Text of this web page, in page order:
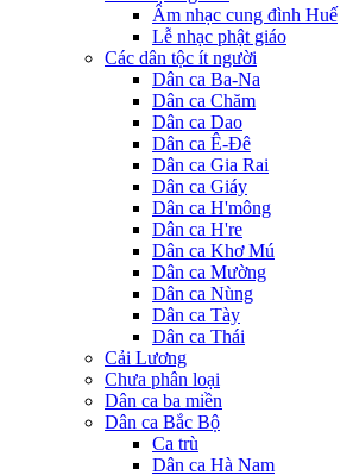
Âm nhạc cung đình Huế
Lễ nhạc phật giáo
Các dân tộc ít người
Dân ca Ba-Na
Dân ca Chăm
Dân ca Dao
Dân ca Ê-Đê
Dân ca Gia Rai
Dân ca Giáy
Dân ca H'mông
Dân ca H're
Dân ca Khơ Mú
Dân ca Mường
Dân ca Nùng
Dân ca Tày
Dân ca Thái
Cải Lương
Chưa phân loại
Dân ca ba miền
Dân ca Bắc Bộ
Ca trù
Dân ca Hà Nam